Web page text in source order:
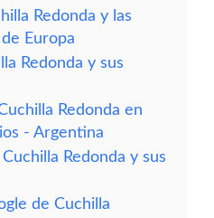
Redonda y las
Europa
Redonda y sus
Redonda en
- Argentina
Redonda y sus
de Cuchilla